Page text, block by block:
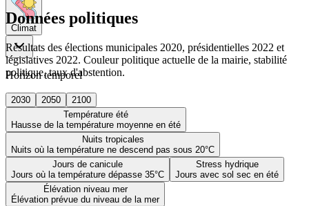
Climat
Horizon temporel
2030 2050
2100
Température été
Hausse de la température moyenne en été
Nuits tropicales
Nuits où la température ne descend pas sous 20°C
Jours de canicule
Jours où la température dépasse 35°C
Stress hydrique
Jours avec sol sec en été
Élévation niveau mer
Élévation prévue du niveau de la mer
Données politiques
Résultats des élections municipales 2020, présidentielles 2022 et
législatives 2022. Couleur politique actuelle de la mairie, stabilité
politique, taux d'abstention.